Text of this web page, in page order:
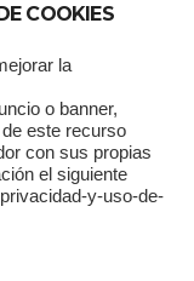
Gracias !
Principal Pago
COOKIES
la
o banner,
este recurso
con sus propias
el siguiente
y-uso-de-